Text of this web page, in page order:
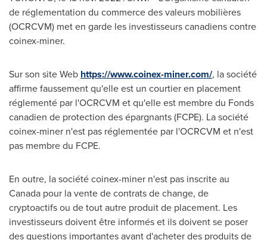
de réglementation du commerce des valeurs mobilières
(OCRCVM) met en garde les investisseurs canadiens contre
coinex-miner.
Sur son site Web https://www.coinex-miner.com/, la société
affirme faussement qu'elle est un courtier en placement
réglementé par l'OCRCVM et qu'elle est membre du Fonds
canadien de protection des épargnants (FCPE). La société
coinex-miner n'est pas réglementée par l'OCRCVM et n'est
pas membre du FCPE.
En outre, la société coinex-miner n'est pas inscrite au
Canada pour la vente de contrats de change, de
cryptoactifs ou de tout autre produit de placement. Les
investisseurs doivent être informés et ils doivent se poser
des questions importantes avant d'acheter des produits de